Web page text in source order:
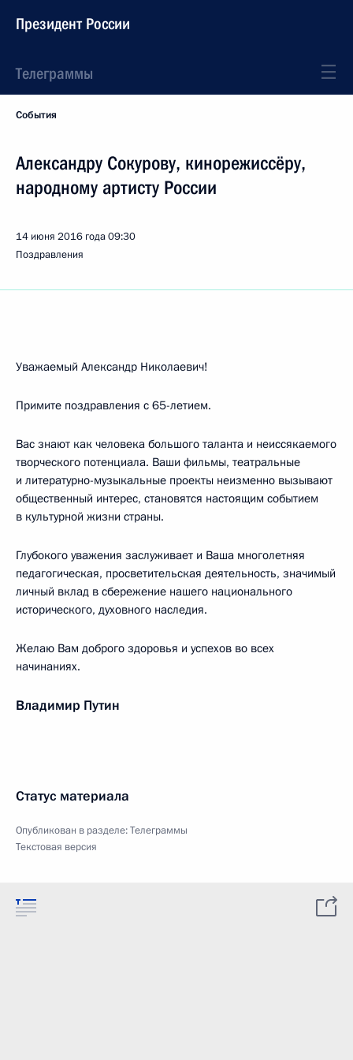
Президент России
Телеграммы
События
Александру Сокурову, кинорежиссёру,
народному артисту России
14 июня 2016 года09:30
Поздравления
Уважаемый Александр Николаевич!
Примите поздравления с 65-летием.
Вас знают как человека большого таланта и неиссякаемого
творческого потенциала. Ваши фильмы, театральные
и литературно-музыкальные проекты неизменно вызывают
общественный интерес, становятся настоящим событием
в культурной жизни страны.
Глубокого уважения заслуживает и Ваша многолетняя
педагогическая, просветительская деятельность, значимый
личный вклад в сбережение нашего национального
исторического, духовного наследия.
Желаю Вам доброго здоровья и успехов во всех
начинаниях.
Владимир Путин
Статус материала
Опубликован в разделе:Телеграммы
Текстовая версия